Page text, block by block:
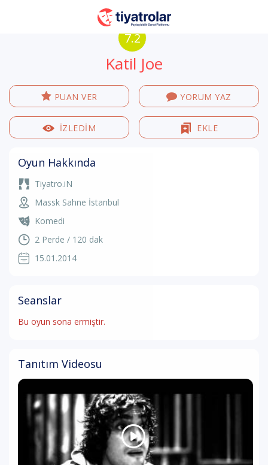
7.2
Katil Joe
PUAN VER YORUM YAZ
İZLEDİM EKLE
Oyun Hakkında
Tiyatro.iN
Massk Sahne İstanbul
Komedi
2 Perde / 120 dak
15.01.2014
Seanslar
Bu oyun sona ermiştir.
Tanıtım Videosu